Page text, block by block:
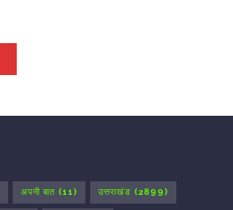
अपनी बात (11) उत्तराखंड (2899)